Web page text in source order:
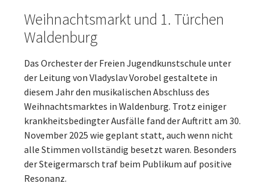
Weihnachtsmarkt und 1. Türchen
Waldenburg
Das Orchester der Freien Jugendkunstschule unter
der Leitung von Vladyslav Vorobel gestaltete in
diesem Jahr den musikalischen Abschluss des
Weihnachtsmarktes in Waldenburg. Trotz einiger
krankheitsbedingter Ausfälle fand der Auftritt am 30.
November 2025 wie geplant statt, auch wenn nicht
alle Stimmen vollständig besetzt waren. Besonders
der Steigermarsch traf beim Publikum auf positive
Resonanz.